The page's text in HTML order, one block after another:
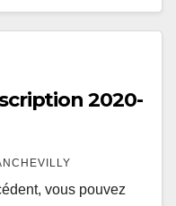
2020-
vous pouvez